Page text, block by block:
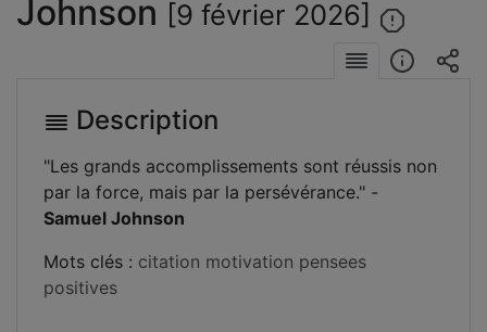
Johnson [9 février 2026]
Description
"Les grands accomplissements sont réussis non
par la force, mais par la persévérance." -
Samuel Johnson
Mots clés : citation motivation pensees
positives